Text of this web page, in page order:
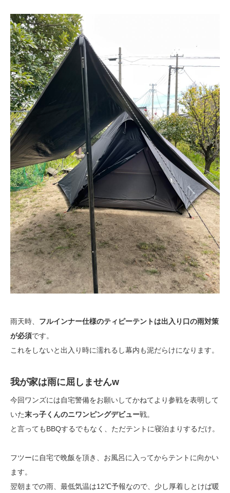
雨天時、 フルインナー仕様のティピーテントは出入り口の雨対策
が必須です。
これをしないと出入り時に濡れるし幕内も泥だらけになります。
我が家は雨に屈しませんw
今回ワンズには自宅警備をお願いしてかねてより参戦を表明して
いた末っ子くんのニワンピングデビュー戦。
と言ってもBBQするでもなく、ただテントに寝泊まりするだけ。
フツーに自宅で晩飯を頂き、お風呂に入ってからテントに向かい
ます。
翌朝までの雨、最低気温は12℃予報なので、少し厚着しとけば暖